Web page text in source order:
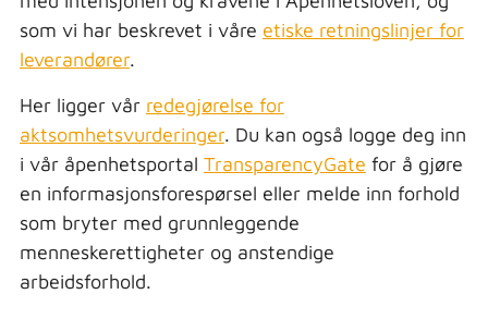
som vi har beskrevet i våre etiske retningslinjer for
leverandører.
Her ligger vår redegjørelse for
aktsomhetsvurderinger. Du kan også logge deg inn
i vår åpenhetsportal TransparencyGate for å gjøre
en informasjonsforespørsel eller melde inn forhold
som bryter med grunnleggende
menneskerettigheter og anstendige
arbeidsforhold.